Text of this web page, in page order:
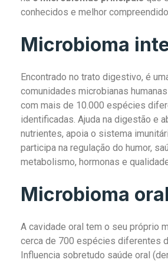
conhecidos e melhor
Microbioma
Encontrado no trato digestivo, é
comunidades microbianas
com mais de 10.000 espécies
identificadas. Ajuda na digestão e
nutrientes, apoia o sistema
participa na regulação do humor,
metabolismo, hormonas e
Microbioma oral
A cavidade oral tem o seu próprio
cerca de 700 espécies diferentes
Influencia sobretudo saúde oral